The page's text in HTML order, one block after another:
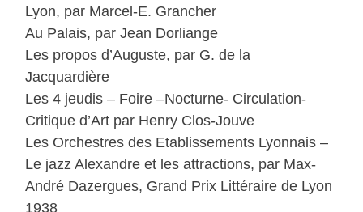
Lyon, par Marcel-E. Grancher
Au Palais, par Jean Dorliange
Les propos d’Auguste, par G. de la
Jacquardière
Les 4 jeudis – Foire –Nocturne- Circulation-
Critique d’Art par Henry Clos-Jouve
Les Orchestres des Etablissements Lyonnais –
Le jazz Alexandre et les attractions, par Max-
André Dazergues, Grand Prix Littéraire de Lyon
1938